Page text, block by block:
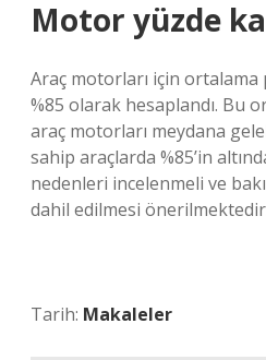
Motor yüzde
Araç motorları için
%85 olarak hesaplandı. Bu
araç motorları meydana
sahip araçlarda %85’in
nedenleri incelenmeli ve
dahil edilmesi
Tarih: Makaleler